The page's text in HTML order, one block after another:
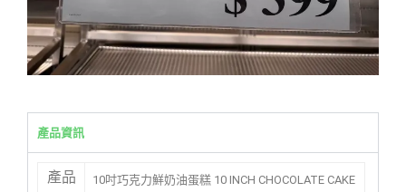
產品資訊
產品
10吋巧克力鮮奶油蛋糕 10 INCH CHOCOLATE CAKE